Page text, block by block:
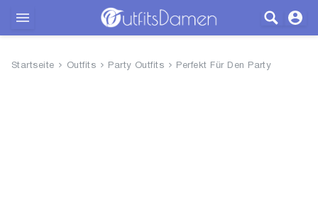
Startseite Outfits Party Outfits Perfekt Für Den Party